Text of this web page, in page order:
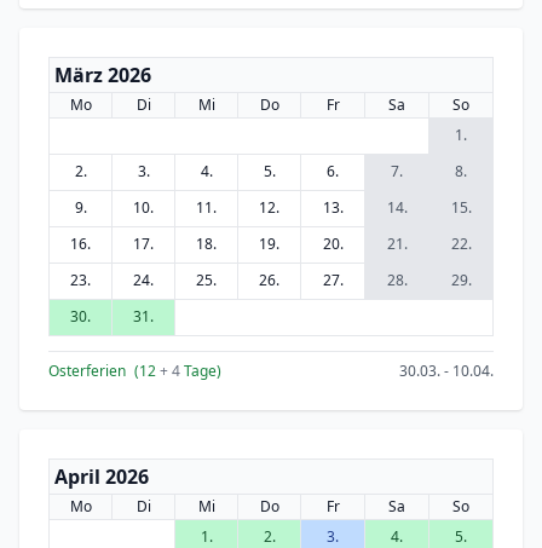
März 2026
Mo Di Mi Do Fr Sa
So
1.
2.
3. 4. 5. 6. 7.
8.
9.
10. 11. 12. 13. 14.
15.
16.
17. 18. 19. 20. 21.
22.
23.
24. 25. 26. 27. 28.
29.
30.
31.
Osterferien (12+ 4Tage) 30.03. - 10.04.
April 2026
Mo Di Mi Do Fr Sa
So
1.
2. 3. 4.
5.